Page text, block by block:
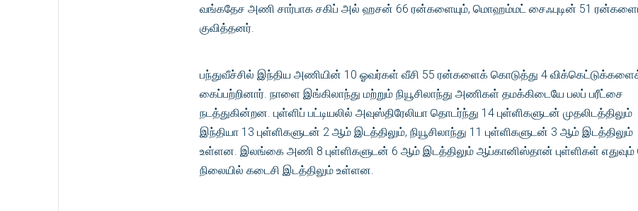
வங்கதேச அணி சார்பாக சகிப் அல் ஹசன் 66 ரன்களையும், மொஹம்மட் சைஃபுடின் 51
குவித்தனர்.
பந்துவீச்சில் இந்திய அணியின் 10 ஓவர்கள் வீசி 55 ரன்களைக் கொடுத்து 4
கைப்பற்றினார். நாளை இங்கிலாந்து மற்றும் நியூசிலாந்து அணிகள் தமக்கிடையே பலப் பரீட்சை
நடத்துகின்றன. புள்ளிப் பட்டியலில் அவுஸ்திரேலியா தொடர்ந்து 14 புள்ளிகளுடன் முதலிடத்திலும்
இந்தியா 13 புள்ளிகளுடன் 2 ஆம் இடத்திலும், நியூசிலாந்து 11 புள்ளிகளுடன் 3 ஆம் இடத்திலும்
உள்ளன. இலங்கை அணி 8 புள்ளிகளுடன் 6 ஆம் இடத்திலும் ஆப்கானிஸ்தான் புள்ளிகள் எதுவும்
நிலையில் கடைசி இடத்திலும் உள்ளன.